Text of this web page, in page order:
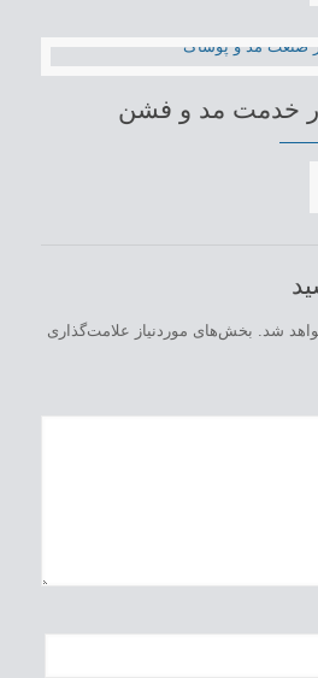
خدمت مد و فشن
شد. بخش‌های موردنیاز علامت‌گذاری